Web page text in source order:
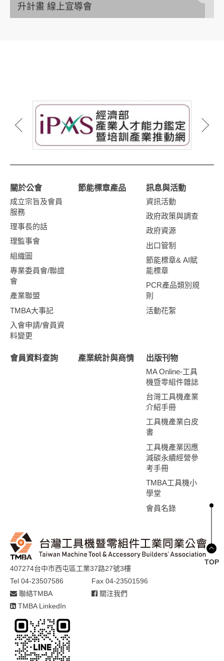
升計畫 線上宣導會
關於公會
成立宗旨及會員
服務
理事長的話
理監事會
組織圖
專業委員會/聯誼
會
產業聯盟
TMBA大事記
入會申請/會員資
料變更
節能標章產品
訊息與活動
資訊活動
政府政策與調查
政府資源
出口管制
節能標章& AI賦
能標章
PCR產品類別規
則
活動花絮
會員資料查詢 產業統計與商情
出版刊物
MA Online-工具
機暨零組件雜誌
台灣工具機產業
介紹手冊
工具機產業白皮
書
工具機產業因應
減碳永續經營參
考手冊
TMBA工具機小
學堂
會員名錄
407274台中市西屯區工業37路27號3樓
Tel 04-23507586
Fax 04-23501596
聯絡TMBA
關注我們
TMBA LinkedIn
TOP